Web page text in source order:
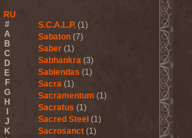
RU
#
A
B
C
D
E
F
G
H
J
K
S.C.A.L.P. (1)
Sabaton (7)
Saber (1)
Sabhankra (3)
Sabiendas (1)
Sacra (1)
Sacramentum (1)
Sacratus (1)
Sacred Steel (1)
Sacrosanct (1)